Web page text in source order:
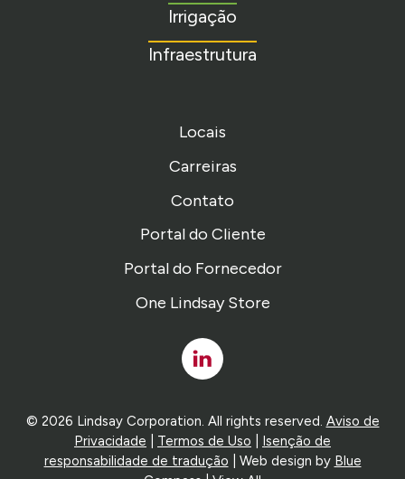
Irrigação
Infraestrutura
Locais
Carreiras
Contato
Portal do Cliente
Portal do Fornecedor
One Lindsay Store
Linked
In
© 2026 Lindsay Corporation. All rights reserved. Aviso de
Privacidade
Termos de Uso
Isenção de
responsabilidade de tradução | Web design by Blue